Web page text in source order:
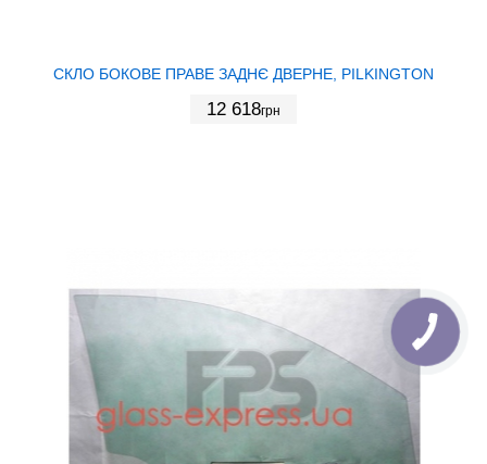
СКЛО БОКОВЕ ПРАВЕ ЗАДНЄ ДВЕРНЕ, PILKINGTON
12 618грн